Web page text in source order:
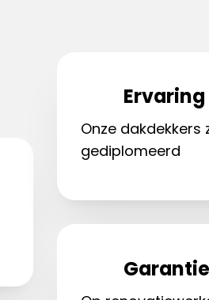
Ervaring
Onze dakdekkers
gediplomeerd
Garantie